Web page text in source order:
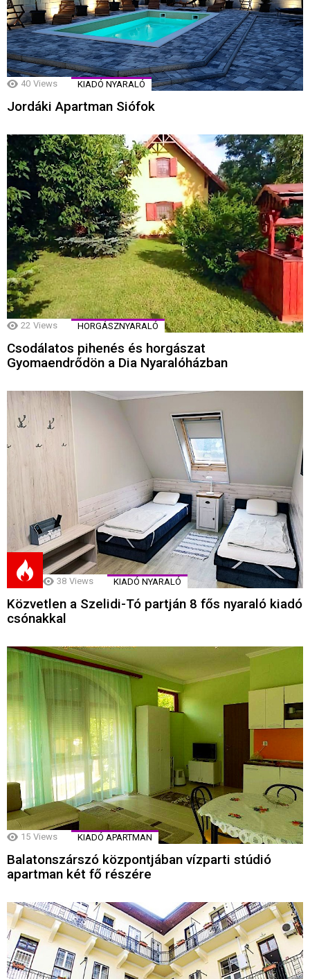
40 Views KIADÓ NYARALÓ
Jordáki Apartman Siófok
22 Views HORGÁSZNYARALÓ
Csodálatos pihenés és horgászat
Gyomaendrődön a Dia Nyaralóházban
38 Views KIADÓ NYARALÓ
Közvetlen a Szelidi-Tó partján 8 fős nyaraló kiadó
csónakkal
15 Views KIADÓ APARTMAN
Balatonszárszó központjában vízparti stúdió
apartman két fő részére